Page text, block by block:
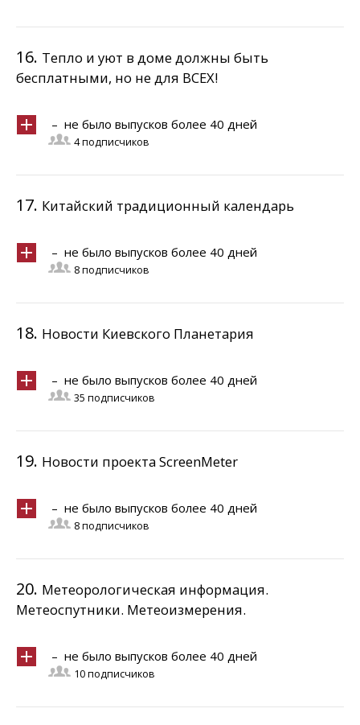
16. Тепло и уют в доме должны быть
бесплатными, но не для ВСЕХ!
– не было выпусков более 40 дней
4 подписчиков
17. Китайский традиционный календарь
– не было выпусков более 40 дней
8 подписчиков
18. Новости Киевского Планетария
– не было выпусков более 40 дней
35 подписчиков
19. Новости проекта ScreenMeter
– не было выпусков более 40 дней
8 подписчиков
20. Метеорологическая информация.
Метеоспутники. Метеоизмерения.
– не было выпусков более 40 дней
10 подписчиков